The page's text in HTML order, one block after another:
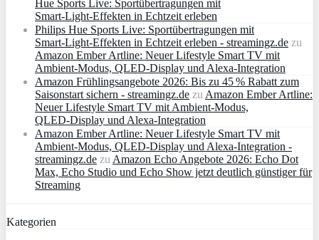
Hue Sports Live: Sportübertragungen mit
Smart‑Light‑Effekten in Echtzeit erleben
Philips Hue Sports Live: Sportübertragungen mit
Smart‑Light‑Effekten in Echtzeit erleben - streamingz.de zu
Amazon Ember Artline: Neuer Lifestyle Smart TV mit
Ambient‑Modus, QLED‑Display und Alexa‑Integration
Amazon Frühlingsangebote 2026: Bis zu 45 % Rabatt zum
Saisonstart sichern - streamingz.de zuAmazon Ember Artline:
Neuer Lifestyle Smart TV mit Ambient‑Modus,
QLED‑Display und Alexa‑Integration
Amazon Ember Artline: Neuer Lifestyle Smart TV mit
Ambient‑Modus, QLED‑Display und Alexa‑Integration -
streamingz.de zuAmazon Echo Angebote 2026: Echo Dot
Max, Echo Studio und Echo Show jetzt deutlich günstiger für
Streaming
Kategorien